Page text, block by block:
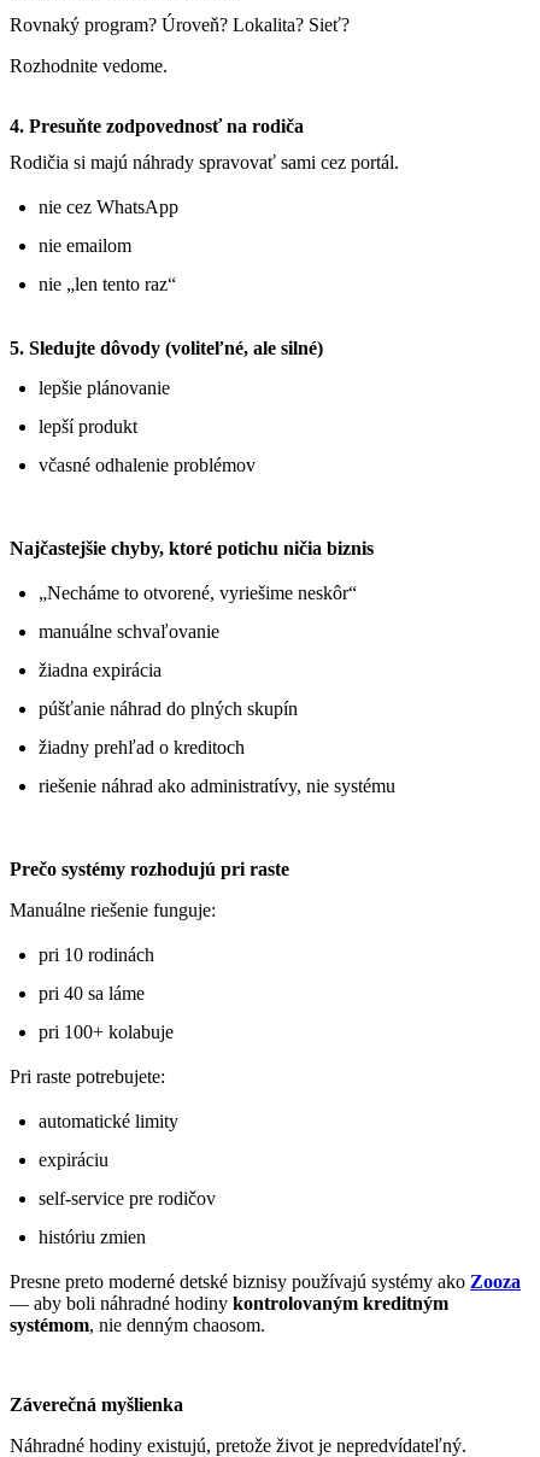
Rovnaký program? Úroveň? Lokalita? Sieť?
Rozhodnite vedome.
4. Presuňte zodpovednosť na rodiča
Rodičia si majú náhrady spravovať sami cez portál.
nie cez WhatsApp
nie emailom
nie „len tento raz“
5. Sledujte dôvody (voliteľné, ale silné)
lepšie plánovanie
lepší produkt
včasné odhalenie problémov
Najčastejšie chyby, ktoré potichu ničia biznis
„Necháme to otvorené, vyriešime neskôr“
manuálne schvaľovanie
žiadna expirácia
púšťanie náhrad do plných skupín
žiadny prehľad o kreditoch
riešenie náhrad ako administratívy, nie systému
Prečo systémy rozhodujú pri raste
Manuálne riešenie funguje:
pri 10 rodinách
pri 40 sa láme
pri 100+ kolabuje
Pri raste potrebujete:
automatické limity
expiráciu
self-service pre rodičov
históriu zmien
Presne preto moderné detské biznisy používajú systémy ako Zooza
— aby boli náhradné hodiny kontrolovaným kreditným
systémom, nie denným chaosom.
Záverečná myšlienka
Náhradné hodiny existujú, pretože život je nepredvídateľný.